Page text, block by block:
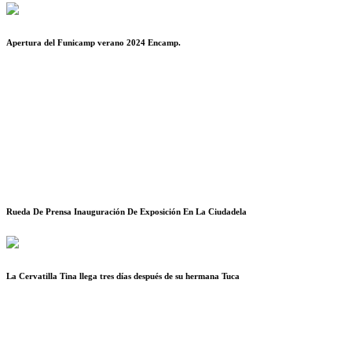
Apertura del Funicamp verano 2024 Encamp.
Rueda De Prensa Inauguración De Exposición En La Ciudadela
La Cervatilla Tina llega tres días después de su hermana Tuca